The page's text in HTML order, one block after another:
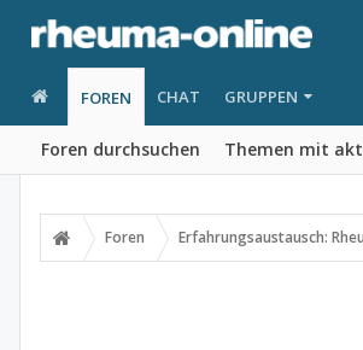
FOREN
Foren durchsuchen Themen mit
CHAT GRUPPEN
Foren Erfahrungsaustausch: